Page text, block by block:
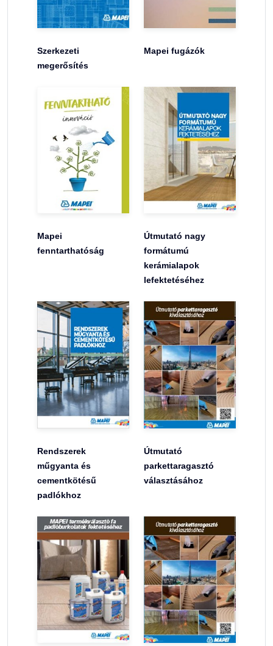
Szerkezeti
megerősítés
Mapei fugázók
Mapei
fenntarthatóság
Útmutató nagy
formátumú
kerámialapok
lefektetéséhez
Rendszerek
műgyanta és
cementkötésű
padlókhoz
Útmutató
parkettaragasztó
választásához